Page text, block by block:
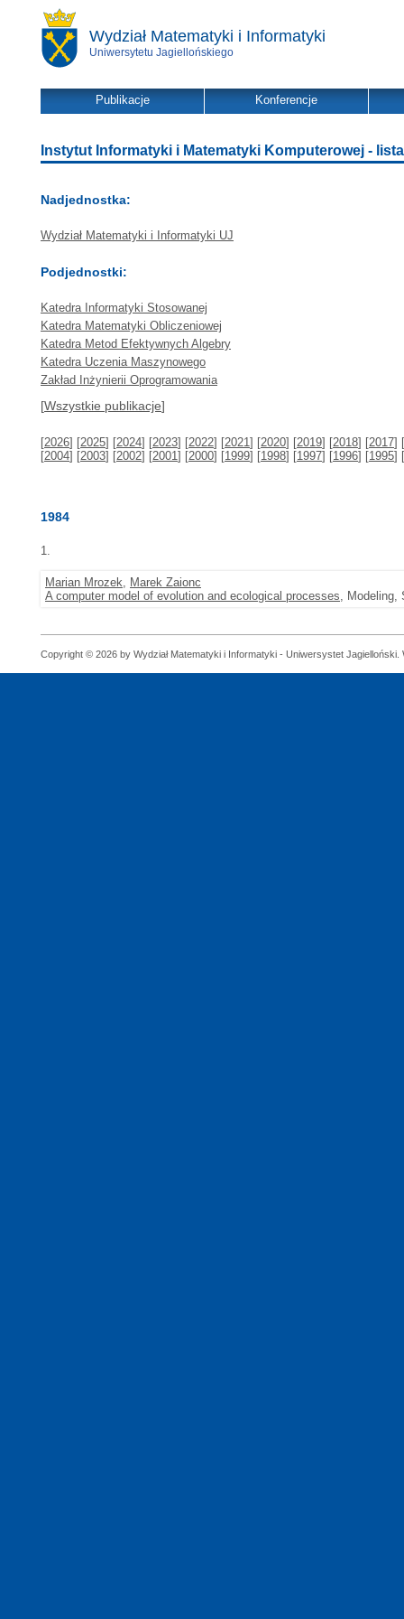
Wydział Matematyki i Informatyki
Uniwersytetu Jagiellońskiego
Publikacje Konferencje
Instytut Informatyki i Matematyki Komputerowej -
Nadjednostka:
Wydział Matematyki i Informatyki UJ
Podjednostki:
Katedra Informatyki Stosowanej
Katedra Matematyki Obliczeniowej
Katedra Metod Efektywnych Algebry
Katedra Uczenia Maszynowego
Zakład Inżynierii Oprogramowania
[Wszystkie publikacje]
[2026] [2025] [2024] [2023] [2022] [2021] [2020] [2019] [2018] [2017] [
[2004] [2003] [2002] [2001] [2000] [1999] [1998] [1997] [1996] [1995] [
1984
1.
Marian Mrozek, Marek Zaionc
A computer model of evolution and ecological processes, Modeling,
Copyright © 2026 by Wydział Matematyki i Informatyki - Uniwersystet